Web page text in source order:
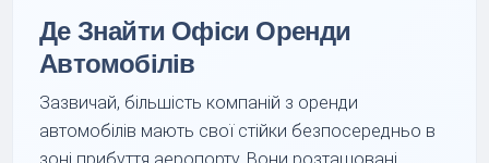
Де Знайти Офіси Оренди
Автомобілів
Зазвичай, більшість компаній з оренди
автомобілів мають свої стійки безпосередньо в